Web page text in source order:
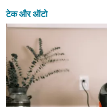
टेक और ऑटो